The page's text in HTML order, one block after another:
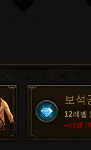
보석
12레벨
–레벨 (